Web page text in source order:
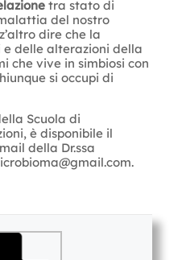
tra stato di
del nostro
dire che la
e delle alterazioni della
che vive in simbiosi con
si occupi di
Scuola di
è disponibile il
della Dr.ssa
.